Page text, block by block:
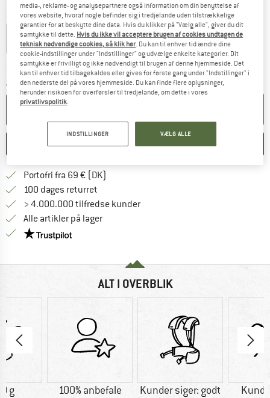
Farve:Eclipse
Leveringstid: 4-6 arbejdsdage
Linket åbnes i en infoboks og
Antal:
HUSKE SAMMENLIGNE
Portofri fra 69 € (DK)
100 dages returret
> 4.000.000 tilfredse kunder
Alle artikler på lager
Vi er Trustpilot-certificeret - oplysningerne får du
ALT I OVERBLIK
g 100% anbefale
Kunder siger: godt
media-, reklame- og analysepartnere også information om din benyttelse af
vores website, hvoraf nogle befinder sig i tredjelande uden tilstrækkelige
garantier for at beskytte dine data. Hvis du klikker på "Vælg alle", giver du dit
samtykke til dette. Hvis du ikke vil acceptere brugen af cookies undtagen de
teknisk nødvendige cookies, så klik her. Du kan til enhver tid ændre dine
cookie-indstillinger under "Indstillinger" og udvælge enkelte kategorier. Dit
samtykke er frivilligt og ikke nødvendigt til brugen af denne hjemmeside. Det
kan til enhver tid tilbagekaldes eller gives for første gang under "Indstillinger" i
den nederste del på vores hjemmeside. Du kan finde flere oplysninger,
herunder risikoen for overførsler til tredjelande, om dette i vores
privatlivspolitik.
INDSTILLINGER VÆLG ALLE